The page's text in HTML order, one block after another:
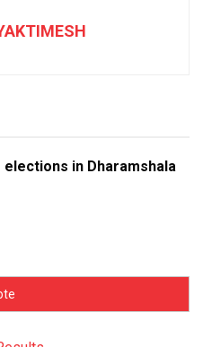
elections in Dharamshala